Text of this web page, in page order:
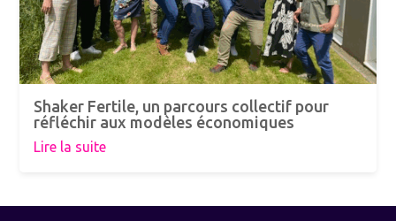
Shaker Fertile, un parcours collectif pour
réfléchir aux modèles économiques
Lire la suite